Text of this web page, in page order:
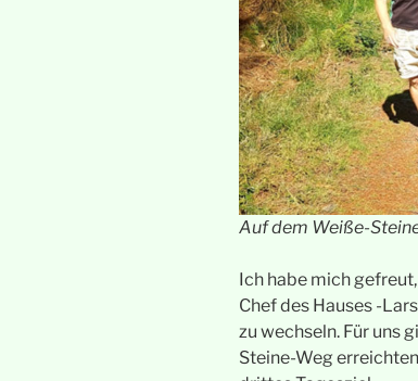
Auf dem Weiße-
Ich habe mich
Chef des Hauses -
zu wechseln. Für uns
Steine-Weg